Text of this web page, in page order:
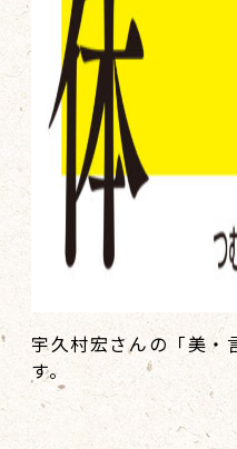
宇久村宏さんの「美・
す。